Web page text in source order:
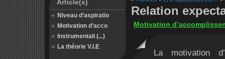
Article(s)
Niveau d’aspiratio
Motivation d’acco
Instrumentali (...)
La théorie V.I.E
Relation
Motivation
La motivation